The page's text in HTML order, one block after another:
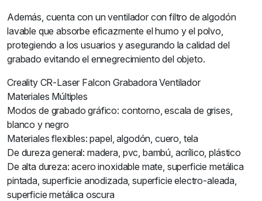
Además, cuenta con un ventilador con filtro de algodón
lavable que absorbe eficazmente el humo y el polvo,
protegiendo a los usuarios y asegurando la calidad del
grabado evitando el ennegrecimiento del objeto.
Creality CR-Laser Falcon Grabadora Ventilador
Materiales Múltiples
Modos de grabado gráfico: contorno, escala de grises,
blanco y negro
Materiales flexibles: papel, algodón, cuero, tela
De dureza general: madera, pvc, bambú, acrílico, plástico
De alta dureza: acero inoxidable mate, superficie metálica
pintada, superficie anodizada, superficie electro-aleada,
superficie metálica oscura